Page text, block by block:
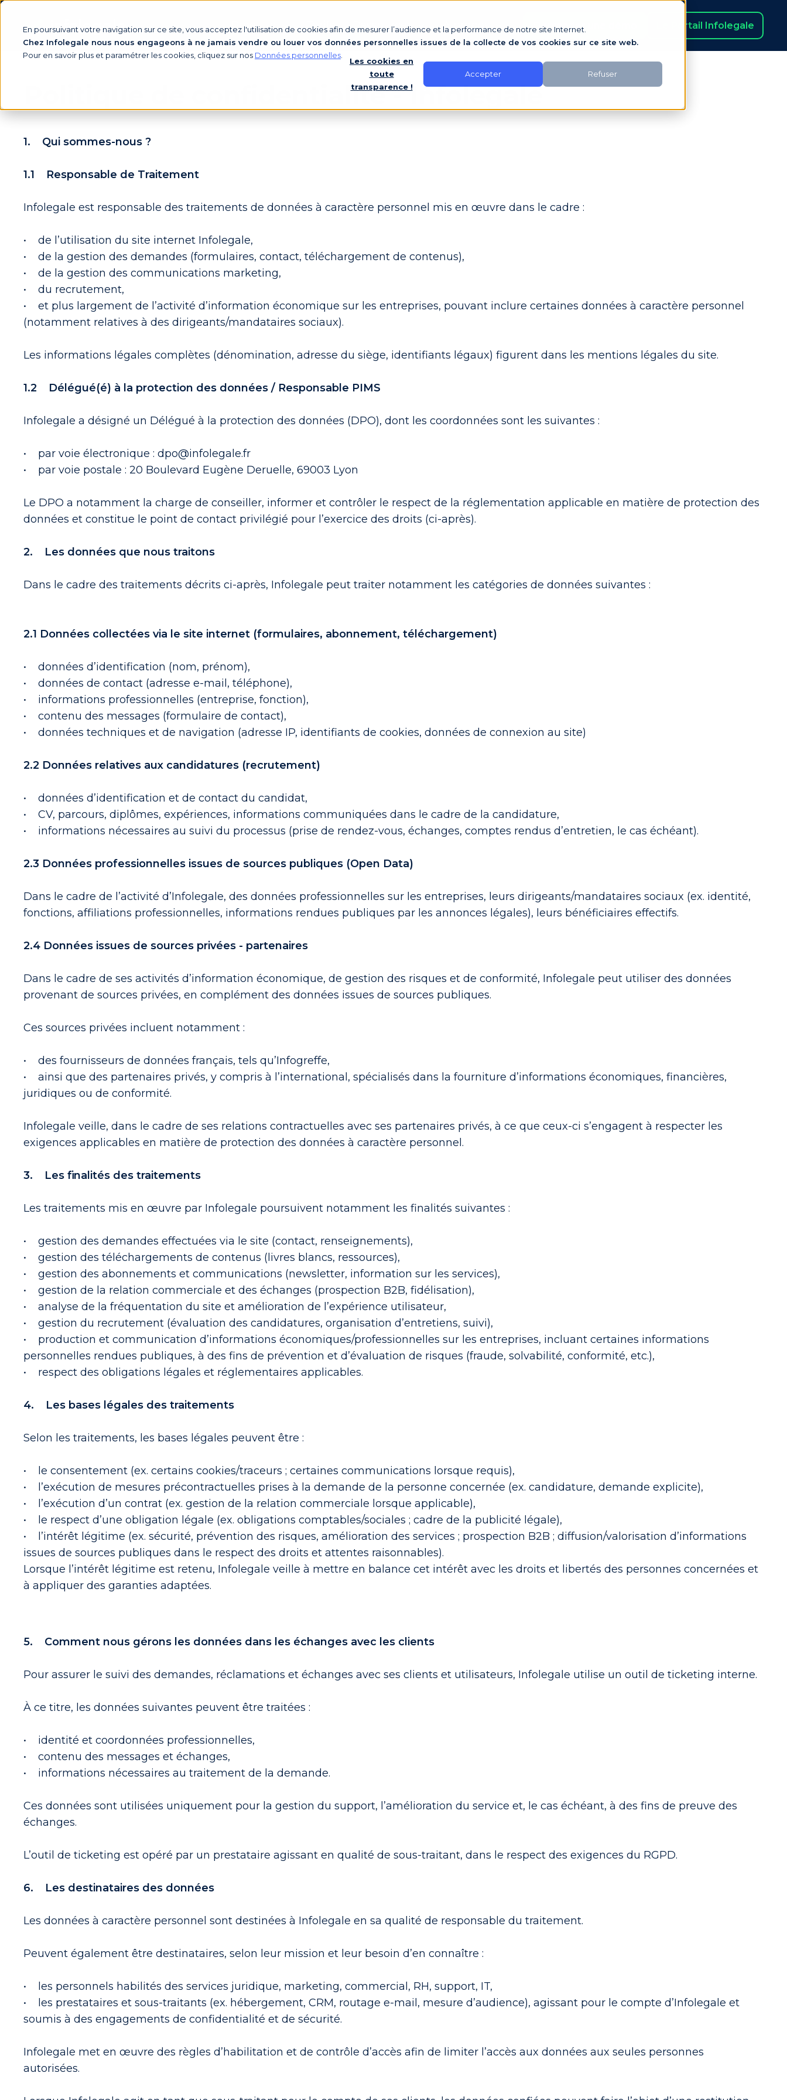
En poursuivant votre navigation sur ce site, vous acceptez l'utilisation de cookies afin de mesurer l’audience et la performance de notre site Internet.
Chez Infolegale nous nous engageons à ne jamais vendre ou louer vos données personnelles issues de la collecte de vos cookies sur ce site web.
Pour en savoir plus et paramétrer les cookies, cliquez sur nos Données personnelles
Les cookies en
toute
transparence !
Accepter Refuser
Produits Tarifs Ressources À propos Demander une démo Le Portail Infolegale
Politique de confidentialité - Infolegale
1. Qui sommes-nous ?
1.1 Responsable de Traitement
Infolegale est responsable des traitements de données à caractère personnel mis en œuvre dans le cadre :
• de l’utilisation du site internet Infolegale,
• de la gestion des demandes (formulaires, contact, téléchargement de contenus),
• de la gestion des communications marketing,
• du recrutement,
• et plus largement de l’activité d’information économique sur les entreprises, pouvant inclure certaines données à caractère personnel
(notamment relatives à des dirigeants/mandataires sociaux).
Les informations légales complètes (dénomination, adresse du siège, identifiants légaux) figurent dans les mentions légales du site.
1.2 Délégué(é) à la protection des données / Responsable PIMS
Infolegale a désigné un Délégué à la protection des données (DPO), dont les coordonnées sont les suivantes :
• par voie électronique : dpo@infolegale.fr
• par voie postale : 20 Boulevard Eugène Deruelle, 69003 Lyon
Le DPO a notamment la charge de conseiller, informer et contrôler le respect de la réglementation applicable en matière de protection des
données et constitue le point de contact privilégié pour l’exercice des droits (ci-après).
2. Les données que nous traitons
Dans le cadre des traitements décrits ci-après, Infolegale peut traiter notamment les catégories de données suivantes :
2.1 Données collectées via le site internet (formulaires, abonnement, téléchargement)
• données d’identification (nom, prénom),
• données de contact (adresse e-mail, téléphone),
• informations professionnelles (entreprise, fonction),
• contenu des messages (formulaire de contact),
• données techniques et de navigation (adresse IP, identifiants de cookies, données de connexion au site)
2.2 Données relatives aux candidatures (recrutement)
• données d’identification et de contact du candidat,
• CV, parcours, diplômes, expériences, informations communiquées dans le cadre de la candidature,
• informations nécessaires au suivi du processus (prise de rendez-vous, échanges, comptes rendus d’entretien, le cas échéant).
2.3 Données professionnelles issues de sources publiques (Open Data)
Dans le cadre de l’activité d’Infolegale, des données professionnelles sur les entreprises, leurs dirigeants/mandataires sociaux (ex. identité,
fonctions, affiliations professionnelles, informations rendues publiques par les annonces légales), leurs bénéficiaires effectifs.
2.4 Données issues de sources privées - partenaires
Dans le cadre de ses activités d’information économique, de gestion des risques et de conformité, Infolegale peut utiliser des données
provenant de sources privées, en complément des données issues de sources publiques.
Ces sources privées incluent notamment :
• des fournisseurs de données français, tels qu’Infogreffe,
• ainsi que des partenaires privés, y compris à l’international, spécialisés dans la fourniture d’informations économiques, financières,
juridiques ou de conformité.
Infolegale veille, dans le cadre de ses relations contractuelles avec ses partenaires privés, à ce que ceux-ci s’engagent à respecter les
exigences applicables en matière de protection des données à caractère personnel.
3. Les finalités des traitements
Les traitements mis en œuvre par Infolegale poursuivent notamment les finalités suivantes :
• gestion des demandes effectuées via le site (contact, renseignements),
• gestion des téléchargements de contenus (livres blancs, ressources),
• gestion des abonnements et communications (newsletter, information sur les services),
• gestion de la relation commerciale et des échanges (prospection B2B, fidélisation),
• analyse de la fréquentation du site et amélioration de l’expérience utilisateur,
• gestion du recrutement (évaluation des candidatures, organisation d’entretiens, suivi),
• production et communication d’informations économiques/professionnelles sur les entreprises, incluant certaines informations
personnelles rendues publiques, à des fins de prévention et d’évaluation de risques (fraude, solvabilité, conformité, etc.),
• respect des obligations légales et réglementaires applicables.
4. Les bases légales des traitements
Selon les traitements, les bases légales peuvent être :
• le consentement (ex. certains cookies/traceurs ; certaines communications lorsque requis),
• l’exécution de mesures précontractuelles prises à la demande de la personne concernée (ex. candidature, demande explicite),
• l’exécution d’un contrat (ex. gestion de la relation commerciale lorsque applicable),
• le respect d’une obligation légale (ex. obligations comptables/sociales ; cadre de la publicité légale),
• l’intérêt légitime (ex. sécurité, prévention des risques, amélioration des services ; prospection B2B ; diffusion/valorisation d’informations
issues de sources publiques dans le respect des droits et attentes raisonnables).
Lorsque l’intérêt légitime est retenu, Infolegale veille à mettre en balance cet intérêt avec les droits et libertés des personnes concernées et
à appliquer des garanties adaptées.
5. Comment nous gérons les données dans les échanges avec les clients
Pour assurer le suivi des demandes, réclamations et échanges avec ses clients et utilisateurs, Infolegale utilise un outil de ticketing interne.
À ce titre, les données suivantes peuvent être traitées :
• identité et coordonnées professionnelles,
• contenu des messages et échanges,
• informations nécessaires au traitement de la demande.
Ces données sont utilisées uniquement pour la gestion du support, l’amélioration du service et, le cas échéant, à des fins de preuve des
échanges.
L’outil de ticketing est opéré par un prestataire agissant en qualité de sous-traitant, dans le respect des exigences du RGPD.
6. Les destinataires des données
Les données à caractère personnel sont destinées à Infolegale en sa qualité de responsable du traitement.
Peuvent également être destinataires, selon leur mission et leur besoin d’en connaître :
• les personnels habilités des services juridique, marketing, commercial, RH, support, IT,
• les prestataires et sous-traitants (ex. hébergement, CRM, routage e-mail, mesure d’audience), agissant pour le compte d’Infolegale et
soumis à des engagements de confidentialité et de sécurité.
Infolegale met en œuvre des règles d’habilitation et de contrôle d’accès afin de limiter l’accès aux données aux seules personnes
autorisées.